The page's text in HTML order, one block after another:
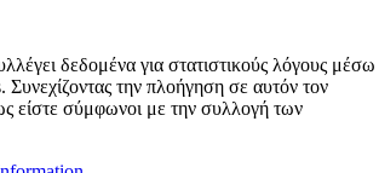
δεδομένα για στατιστικούς λόγους μέσω
την πλοήγηση σε αυτόν τον
είστε σύμφωνοι με την συλλογή των